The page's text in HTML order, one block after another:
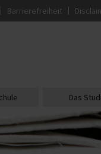
Barrierefreiheit
Das